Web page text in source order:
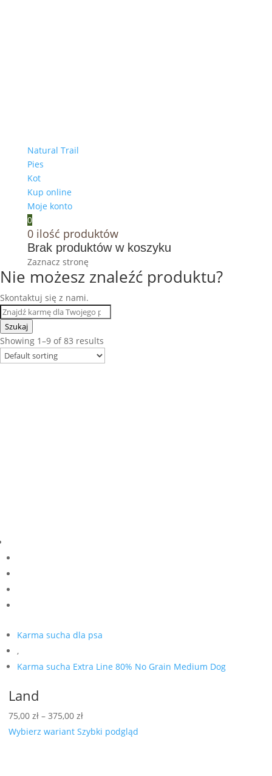
Natural Trail
Pies
Kot
Kup online
Moje konto
0
0 ilość produktów
Brak produktów w koszyku
Zaznacz stronę
Nie możesz znaleźć produktu?
Skontaktuj się z nami.
Szukaj
Showing 1–9 of 83 results
Karma sucha dla psa
,
Karma sucha Extra Line 80% No Grain Medium Dog
Land
75,00 zł – 375,00 złZakres
cen:
Wybierz wariant Szybki podgląd